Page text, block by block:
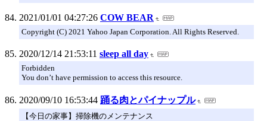
2021/01/01 04:27:26 COW BEAR
Copyright (C) 2021 Yahoo Japan Corporation. All Rights Reserved.
2020/12/14 21:53:11 sleep all day
Forbidden
You don’t have permission to access this resource.
2020/09/10 16:53:44 踊る肉とパイナップル
【今日の家事】掃除機のメンテナンス